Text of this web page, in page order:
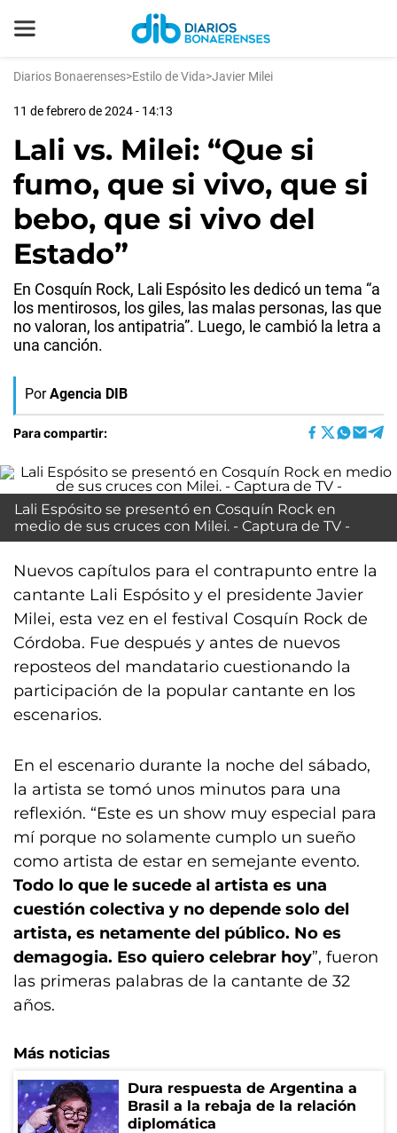
Diarios Bonaerenses>Estilo de Vida>Javier Milei
11 de febrero de 2024 - 14:13
Lali vs. Milei: “Que si
fumo, que si vivo, que si
bebo, que si vivo del
Estado”
En Cosquín Rock, Lali Espósito les dedicó un tema “a
los mentirosos, los giles, las malas personas, las que
no valoran, los antipatria”. Luego, le cambió la letra a
una canción.
Por Agencia DIB
Para compartir:
Lali Espósito se presentó en Cosquín Rock en
medio de sus cruces con Milei. - Captura de TV -
Nuevos capítulos para el contrapunto entre la
cantante Lali Espósito y el presidente Javier
Milei, esta vez en el festival Cosquín Rock de
Córdoba. Fue después y antes de nuevos
reposteos del mandatario cuestionando la
participación de la popular cantante en los
escenarios.
En el escenario durante la noche del sábado,
la artista se tomó unos minutos para una
reflexión. “Este es un show muy especial para
mí porque no solamente cumplo un sueño
como artista de estar en semejante evento.
Todo lo que le sucede al artista es una
cuestión colectiva y no depende solo del
artista, es netamente del público. No es
demagogia. Eso quiero celebrar hoy”, fueron
las primeras palabras de la cantante de 32
años.
Más noticias
Dura respuesta de Argentina a
Brasil a la rebaja de la relación
diplomática